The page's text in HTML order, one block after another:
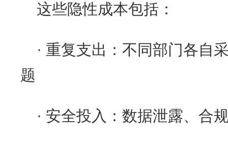
这些隐性成本包括：
· 重复支出：不同部门各自
题
· 安全投入：数据泄露、合